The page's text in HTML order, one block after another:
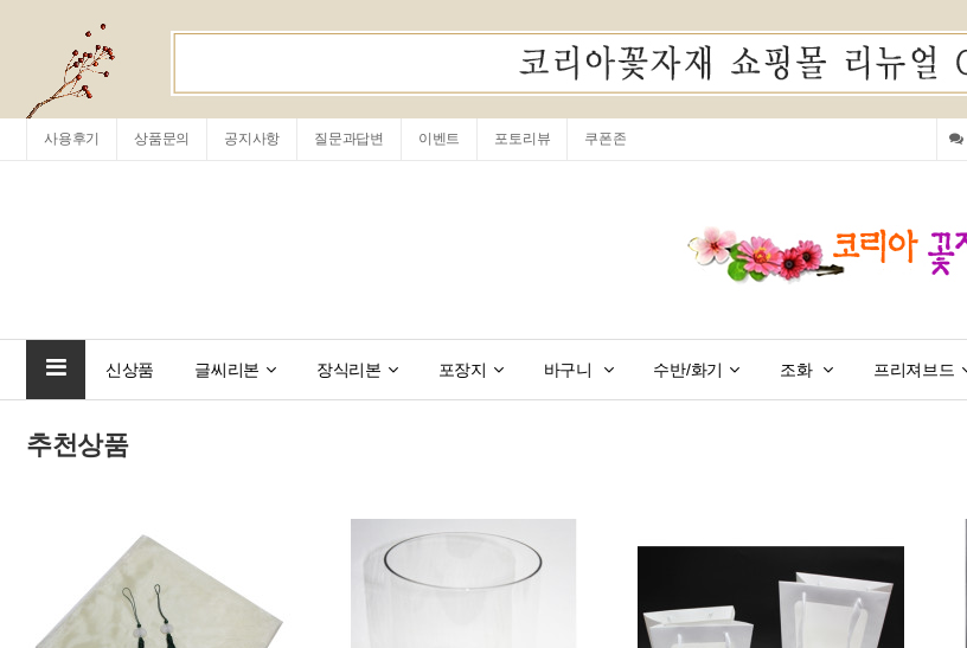
사용후기 상품문의 공지사항 질문과답변 이벤트 포토리뷰 쿠폰존
신상품 글씨리본 장식리본 포장지 바구니 수반/화기 조화 프리져브드
추천상품